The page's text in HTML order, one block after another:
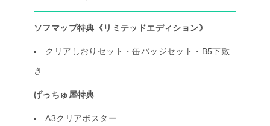
ソフマップ特典《リミテッドエディション》
クリアしおりセット・缶バッジセット・B5下敷
き
げっちゅ屋特典
A3クリアポスター